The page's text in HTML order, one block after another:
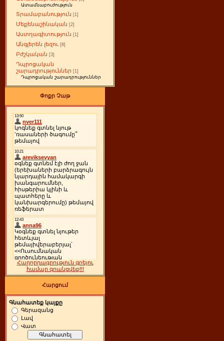
Ատամնաբուժություն
Տրամաբանություն [1]
Մեքենաշինական [2]
Աստղագիտություն [1]
Անգլերեն լեզու [8]
Բժշկական [3]
Դպրոցական
շարադրություններ [1]
Դպրոցական շարադրություններ
Փոքր Չաթ
Հաղորդագրություն գրելու
համար գրանցվեք!!!
Հարցում
Գնահատեք կայքը
Գերազանց
Լավ
Վատ